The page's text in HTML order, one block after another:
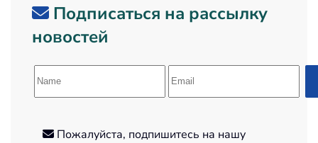
Подписаться на рассылку
новостей
Пожалуйста, подпишитесь на нашу